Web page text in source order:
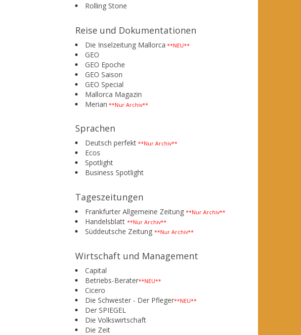
Rolling Stone
Reise und Dokumentationen
Die Inselzeitung Mallorca **NEU**
GEO
GEO Epoche
GEO Saison
GEO Special
Mallorca Magazin
Merian **Nur Archiv**
Sprachen
Deutsch perfekt **Nur Archiv**
Ecos
Spotlight
Business Spotlight
Tageszeitungen
Frankfurter Allgemeine Zeitung **Nur Archiv**
Handelsblatt **Nur Archiv**
Süddeutsche Zeitung **Nur Archiv**
Wirtschaft und Management
Capital
Betriebs-Berater**NEU**
Cicero
Die Schwester - Der Pfleger**NEU**
Der SPIEGEL
Die Volkswirtschaft
Die Zeit